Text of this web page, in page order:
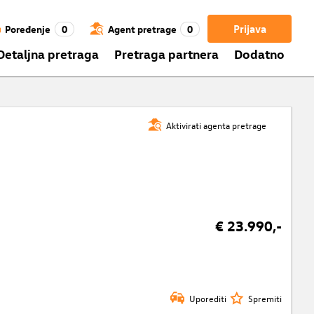
Prijava
Poređenje 0 Agent pretrage 0
pretraga Pretraga partnera Dodatno
Aktivirati agenta pretrage
€ 23.990,-
Uporediti Spremiti